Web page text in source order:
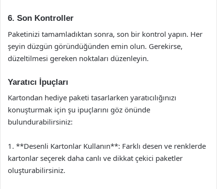
6. Son Kontroller
Paketinizi tamamladıktan sonra, son bir kontrol yapın. Her
şeyin düzgün göründüğünden emin olun. Gerekirse,
düzeltilmesi gereken noktaları düzenleyin.
Yaratıcı İpuçları
Kartondan hediye paketi tasarlarken yaratıcılığınızı
konuşturmak için şu ipuçlarını göz önünde
bulundurabilirsiniz:
1. **Desenli Kartonlar Kullanın**: Farklı desen ve renklerde
kartonlar seçerek daha canlı ve dikkat çekici paketler
oluşturabilirsiniz.